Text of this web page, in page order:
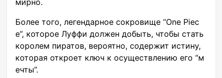
мирно.
Более того, легендарное сокровище “One Piec
e”, которое Луффи должен добыть, чтобы стать
королем пиратов, вероятно, содержит истину,
которая откроет ключ к осуществлению его “м
ечты”.